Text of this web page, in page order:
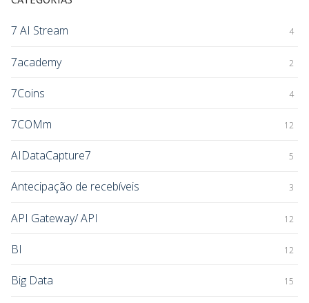
7 AI Stream 4
7academy 2
7Coins 4
7COMm 12
AIDataCapture7 5
Antecipação de recebíveis 3
API Gateway/ API 12
BI 12
Big Data 15